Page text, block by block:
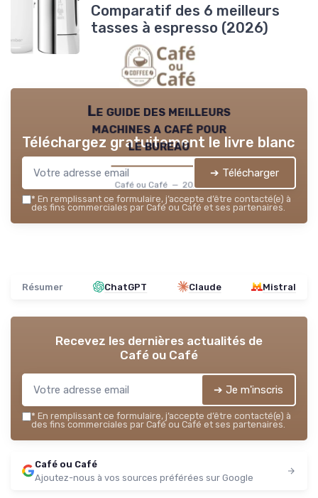
Comparatif des 6 meilleurs
tasses à espresso (2026)
Le guide des meilleurs
machines a café pour
le bureau
Café ou Café — 2026
Téléchargez gratuitement le livre blanc
➔ Télécharger
* En remplissant ce formulaire, j’accepte d’être contacté(e) à
des fins commerciales par Café ou Café et ses partenaires.
Résumer ChatGPT Claude Mistral
Recevez les dernières actualités de
Café ou Café
➔ Je m'inscris
* En remplissant ce formulaire, j’accepte d’être contacté(e) à
des fins commerciales par Café ou Café et ses partenaires.
Café ou Café
Ajoutez-nous à vos sources préférées sur Google